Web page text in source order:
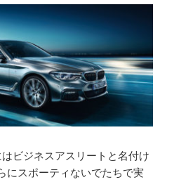
ビジネスアスリートと名付け
にスポーティないでたちで実